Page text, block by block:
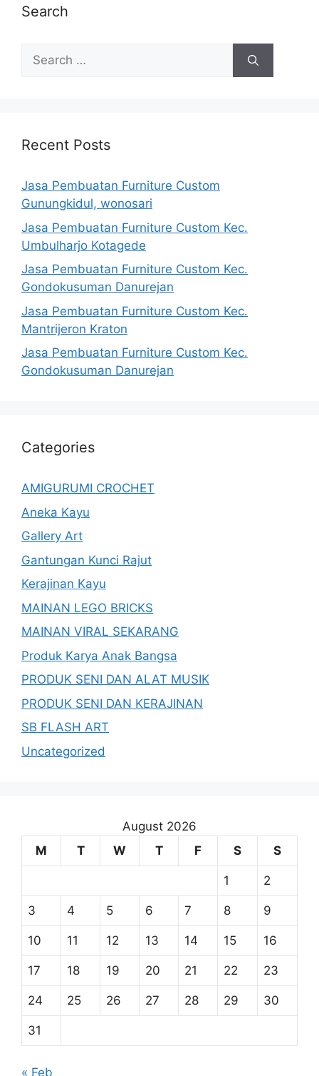
Search
Search
for:
Recent Posts
Jasa Pembuatan Furniture Custom
Gunungkidul, wonosari
Jasa Pembuatan Furniture Custom Kec.
Umbulharjo Kotagede
Jasa Pembuatan Furniture Custom Kec.
Gondokusuman Danurejan
Jasa Pembuatan Furniture Custom Kec.
Mantrijeron Kraton
Jasa Pembuatan Furniture Custom Kec.
Gondokusuman Danurejan
Categories
AMIGURUMI CROCHET
Aneka Kayu
Gallery Art
Gantungan Kunci Rajut
Kerajinan Kayu
MAINAN LEGO BRICKS
MAINAN VIRAL SEKARANG
Produk Karya Anak Bangsa
PRODUK SENI DAN ALAT MUSIK
PRODUK SENI DAN KERAJINAN
SB FLASH ART
Uncategorized
August 2026
M
T W T F S S
1 2
3 4 5 6 7 8 9
10 11 12 13 14 15 16
17 18 19 20 21 22 23
24 25 26 27 28 29 30
31
« Feb